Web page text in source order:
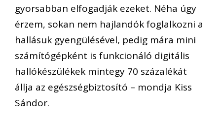
gyorsabban elfogadják ezeket. Néha úgy
érzem, sokan nem hajlandók foglalkozni a
hallásuk gyengülésével, pedig mára mini
számítógépként is funkcionáló digitális
hallókészülékek mintegy 70 százalékát
állja az egészségbiztosító – mondja Kiss
Sándor.